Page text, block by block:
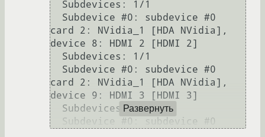
card 2: NVidia_1 [HDA NVidia],
device 8: HDMI 2 [HDMI 2]
card 2: NVidia_1 [HDA NVidia],
device 9: HDMI 3 [HDMI 3]
Развернуть